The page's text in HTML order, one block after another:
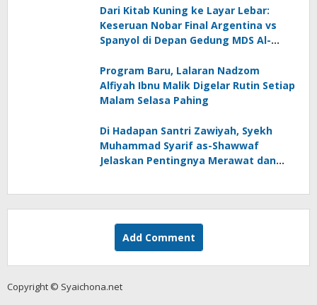
Dari Kitab Kuning ke Layar Lebar:
Keseruan Nobar Final Argentina vs
Spanyol di Depan Gedung MDS Al-
Program Baru, Lalaran Nadzom
Alfiyah Ibnu Malik Digelar Rutin Setiap
Malam Selasa Pahing
Di Hadapan Santri Zawiyah, Syekh
Muhammad Syarif as-Shawwaf
Jelaskan Pentingnya Merawat dan
Add Comment
Copyright © Syaichona.net